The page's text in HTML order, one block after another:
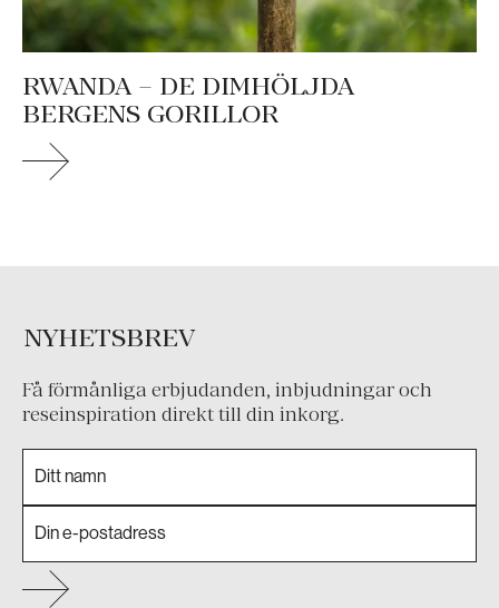
RWANDA – DE DIMHÖLJDA
BERGENS GORILLOR
NYHETSBREV
Få förmånliga erbjudanden, inbjudningar och
reseinspiration direkt till din inkorg.